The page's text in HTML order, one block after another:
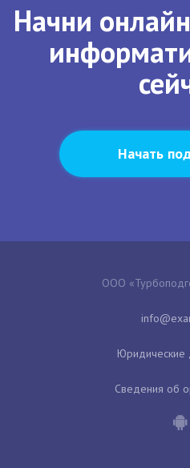
Начни
Начать
ООО
Юридические
Сведения об